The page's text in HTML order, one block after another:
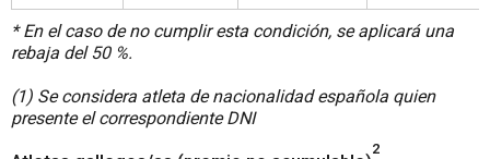
* En el caso de no cumplir esta condición, se aplicará una
rebaja del 50 %.
(1) Se considera atleta de nacionalidad española quien
presente el correspondiente DNI
2